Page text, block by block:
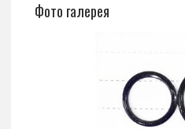
Фото галерея